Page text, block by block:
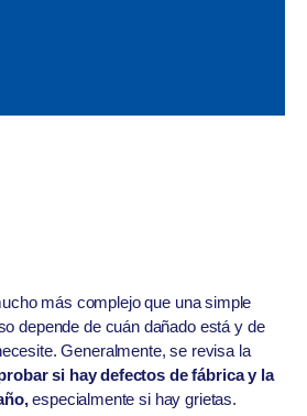
más complejo que una simple
depende de cuán dañado está y de
Generalmente, se revisa la
si hay defectos de fábrica y la
especialmente si hay grietas.